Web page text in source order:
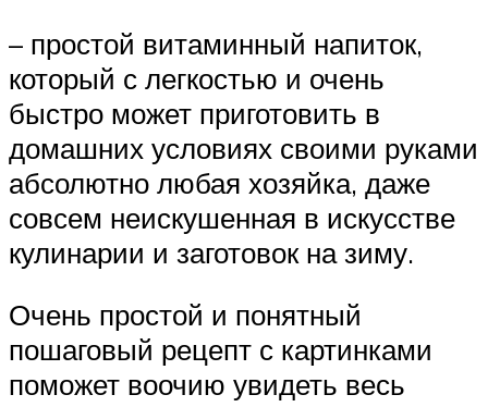
– простой витаминный напиток,
который с легкостью и очень
быстро может приготовить в
домашних условиях своими руками
абсолютно любая хозяйка, даже
совсем неискушенная в искусстве
кулинарии и заготовок на зиму.
Очень простой и понятный
пошаговый рецепт с картинками
поможет воочию увидеть весь